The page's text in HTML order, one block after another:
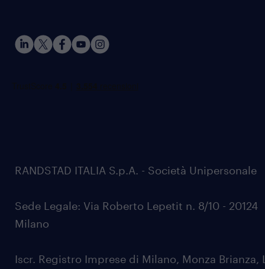
RANDSTAD ITALIA S.p.A. - Società Unipersonale
Sede Legale: Via Roberto Lepetit n. 8/10 - 20124
Milano
Iscr. Registro Imprese di Milano, Monza Brianza,